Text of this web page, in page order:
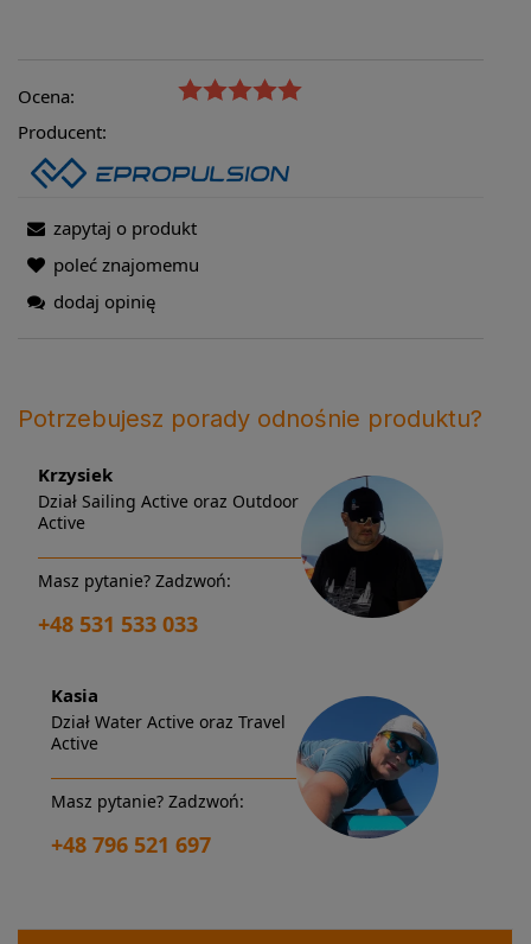
Ocena:
Producent:
zapytaj o produkt
poleć znajomemu
dodaj opinię
Potrzebujesz porady odnośnie produktu?
Krzysiek
Dział Sailing Active oraz Outdoor
Active
Masz pytanie? Zadzwoń:
+48 531 533 033
Kasia
Dział Water Active oraz Travel
Active
Masz pytanie? Zadzwoń:
+48 796 521 697